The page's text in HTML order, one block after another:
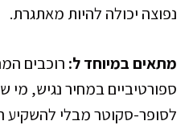
נפוצה יכולה להיות מאתגרת.
מתאים במיוחד ל: רוכבים
ספורטיביים במחיר נגיש, מי
לסופר-סקוטר מבלי להשקיע